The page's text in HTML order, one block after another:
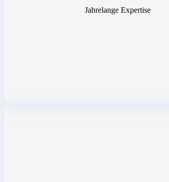
Jahrelange Expertise